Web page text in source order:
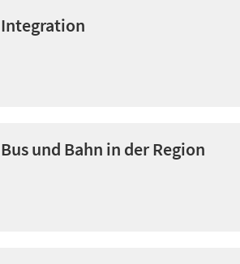
Integration
Bus und Bahn in der Region